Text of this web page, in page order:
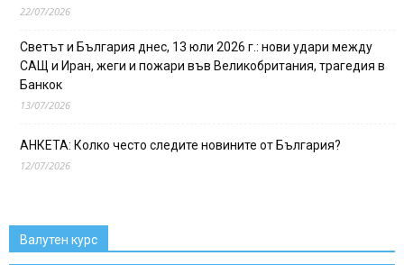
22/07/2026
Светът и България днес, 13 юли 2026 г.: нови удари между
САЩ и Иран, жеги и пожари във Великобритания, трагедия в
Банкок
13/07/2026
АНКЕТА: Колко често следите новините от България?
12/07/2026
Валутен курс